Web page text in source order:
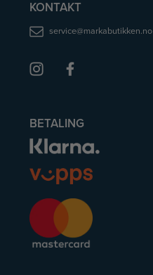
KONTAKT
service@markabutikken.no
BETALING